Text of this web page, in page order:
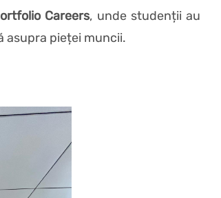
Careers, unde studenții au
asupra pieței muncii.